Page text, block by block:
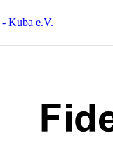
Kuba e.V.